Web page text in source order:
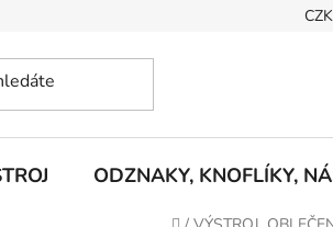
CZK
ODZNAKY, KNOFLÍKY,
Domů